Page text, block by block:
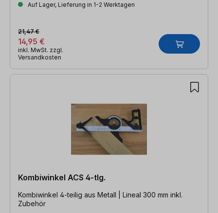
Auf Lager, Lieferung in 1-2 Werktagen
14,95 €
21,47 €
inkl. MwSt. zzgl.
Versandkosten
Kombiwinkel ACS 4-tlg.
Kombiwinkel 4-teilig aus Metall | Lineal 300 mm inkl.
Zubehör